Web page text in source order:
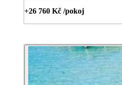
+26 760 Kč /pokoj